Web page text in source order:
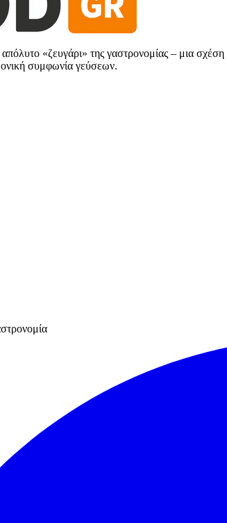
απόλυτο «ζευγάρι» της γαστρονομίας – μια
συμφωνία γεύσεων.